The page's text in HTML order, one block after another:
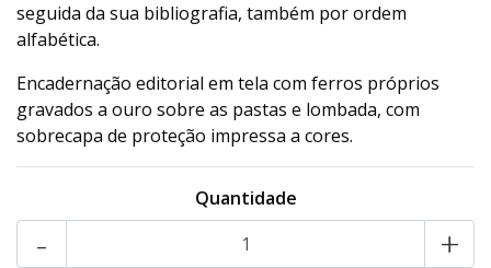
seguida da sua bibliografia, também por ordem
alfabética.
Encadernação editorial em tela com ferros próprios
gravados a ouro sobre as pastas e lombada, com
sobrecapa de proteção impressa a cores.
Quantidade
+
-